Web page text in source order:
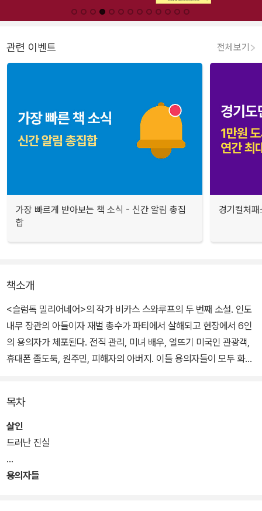
관련 이벤트 전체보기
가장 빠르게 받아보는 책 소식 - 신간 알림 총집
합
경기컬처
책소개
<슬럼독 밀리어네어>의 작가 비카스 스와루프의 두 번째 소설. 인도
내무 장관의 아들이자 재벌 총수가 파티에서 살해되고 현장에서 6인
의 용의자가 체포된다. 전직 관리, 미녀 배우, 얼뜨기 미국인 관광객,
휴대폰 좀도둑, 원주민, 피해자의 아버지. 이들 용의자들이 모두 화자
소설은 각 용의자들의 개인적 삶의 궤적을 면밀히 따라간다. 각 용의
자들은 서로의 존재를 알지 못한 채 유기적으로 얽히고설키며 한 사
건에 대한 거대한 인과관계를 만들어낸다. 그들은 처음에는 자신이
충분한 정황들이 펼쳐진다.
목차
살인
드러난 진실
용의자들